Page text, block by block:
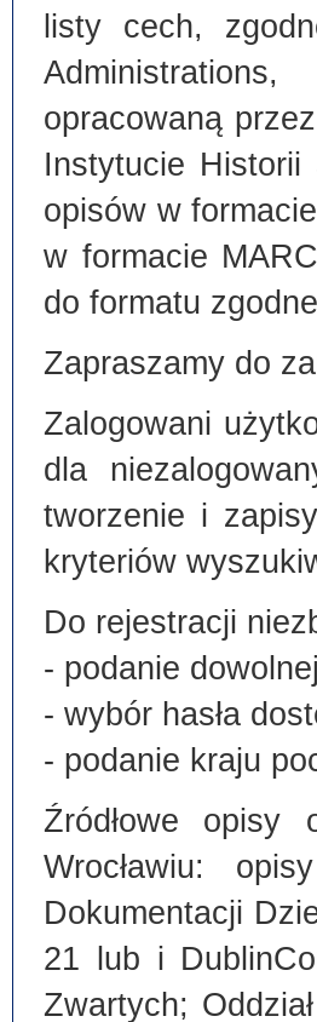
listy cech,
opracowaną
Instytucie Historii
opisów w
w formacie
do formatu
Zapraszamy do
Zalogowani
dla
tworzenie i
kryteriów
Do rejestracji
- podanie
- wybór hasła
- podanie kraju
Źródłowe opisy
Wrocławiu:
Dokumentacji
21 lub i
Zwartych;